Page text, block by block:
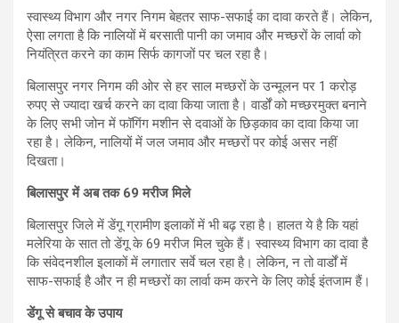
स्वास्थ्य वि​भाग और नगर निगम बेहतर साफ-सफाई का दावा करते हैं। लेकिन,
ऐसा लगता है कि नालियों में बरसाती पानी का जमाव और मच्छरों के लार्वा को
नियंत्रित करने का काम सिर्फ कागजों पर चल रहा है।
बिलासपुर नगर निगम की ओर से हर साल मच्छरों के उन्मूलन पर 1 करोड़
रुपए से ज्यादा खर्च करने का दावा किया जाता है। वार्डों को मच्छरमुक्त बनाने
के लिए सभी जोन में फॉगिंग मशीन से दवाओं के छिड़काव का दावा किया जा
रहा है। लेकिन, नालियों में जल जमाव और मच्छरों पर कोई असर नहीं
दिखता।
बिलासपुर में अब तक 69 मरीज मिले
बिलासपुर जिले में डेंगू ग्रामीण इलाकों में भी बढ़ रहा है। हालत ये है कि यहां
मलेरिया के सात तो डेंगू के 69 मरीज मिल चुके हैं। स्वास्थ्य विभाग का दावा है
कि संवेदनशील इलाकों में लगातार सर्वे चल रहा है। लेकिन, न तो वार्डों में
साफ-सफाई है और न ही मच्छरों का लार्वा कम करने के लिए कोई इंतजाम हैं।
डेंगू से बचाव के उपाय